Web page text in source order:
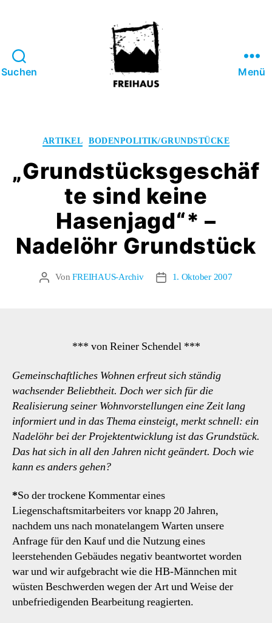
Suchen
STATTBAU
HAMBURG
Menü
Kategorien
ARTIKEL BODENPOLITIK/GRUNDSTÜCKE
„Grundstücksgeschäf
te sind keine
Hasenjagd“* –
Nadelöhr Grundstück
Beitragsautor
VonFREIHAUS-Archiv Veröffentlichungsdatum
1. Oktober 2007
*** von Reiner Schendel ***
Gemeinschaftliches Wohnen erfreut sich ständig
wachsender Beliebtheit. Doch wer sich für die
Realisierung seiner Wohnvorstellungen eine Zeit lang
informiert und in das Thema einsteigt, merkt schnell: ein
Nadelöhr bei der Projektentwicklung ist das Grundstück.
Das hat sich in all den Jahren nicht geändert. Doch wie
kann es anders gehen?
*So der trockene Kommentar eines
Liegenschaftsmitarbeiters vor knapp 20 Jahren,
nachdem uns nach monatelangem Warten unsere
Anfrage für den Kauf und die Nutzung eines
leerstehenden Gebäudes negativ beantwortet worden
war und wir aufgebracht wie die HB-Männchen mit
wüsten Beschwerden wegen der Art und Weise der
unbefriedigenden Bearbeitung reagierten.